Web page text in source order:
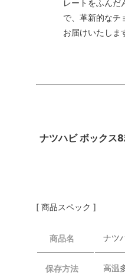
レートをふんだ
で、革新的なチ
お届けいたしま
ナツハビ ボックス
[ 商品スペック ]
商品名 ナツ
保存方法
高温